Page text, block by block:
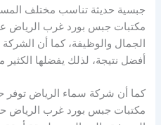
جبسية حديثة تناسب مختلف
مكتبات جبس بورد غرب الرياض
الجمال والوظيفة، كما أن
أفضل نتيجة، لذلك يفضلها الكثير
كما أن شركة سماء الرياض توفر
مكتبات جبس بورد غرب الرياض